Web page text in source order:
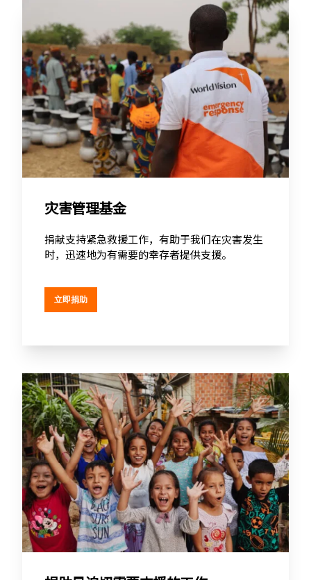
灾害管理基金
捐献支持紧急救援工作，有助于我们在灾害发生
时，迅速地为有需要的幸存者提供支援。
立即捐助